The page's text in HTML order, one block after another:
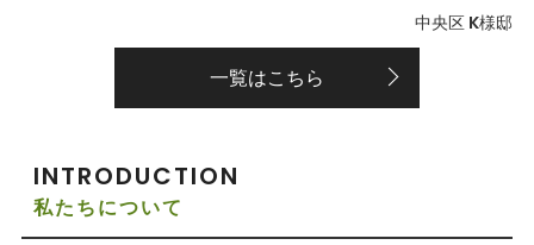
中央区 K様邸
一覧はこちら
INTRODUCTION
私たちについて